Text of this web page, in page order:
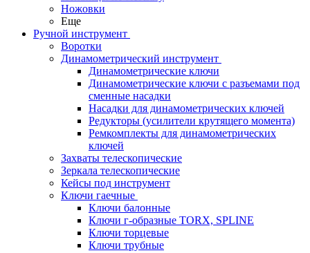
Ножовки
Еще
Ручной инструмент
Воротки
Динамометрический инструмент
Динамометрические ключи
Динамометрические ключи с разъемами под
сменные насадки
Насадки для динамометрических ключей
Редукторы (усилители крутящего момента)
Ремкомплекты для динамометрических
ключей
Захваты телескопические
Зеркала телескопические
Кейсы под инструмент
Ключи гаечные
Ключи балонные
Ключи г-образные TORX, SPLINE
Ключи торцевые
Ключи трубные